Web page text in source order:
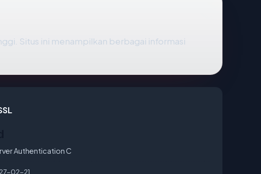
Situs ini menampilkan berbagai informasi
Authentication C
02-21